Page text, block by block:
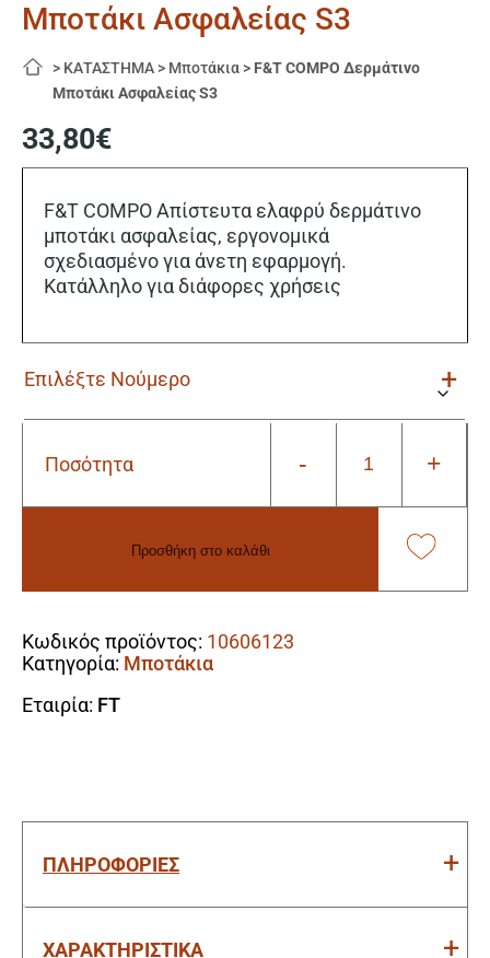
Μποτάκι Ασφαλείας S3
> ΚΑΤΑΣΤΗΜΑ > Μποτάκια > F&T COMPO Δερμάτινο
Μποτάκι Ασφαλείας S3
33,80€
F&T COMPO Απίστευτα ελαφρύ δερμάτινο
μποτάκι ασφαλείας, εργονομικά
σχεδιασμένο για άνετη εφαρμογή.
Κατάλληλο για διάφορες χρήσεις
Ποσότητα -
F&T
+
Προσθήκη στο καλάθι
Κωδικός προϊόντος: 10606123
Κατηγορία: Μποτάκια
Εταιρία: FT
ΠΛΗΡΟΦΟΡΙΕΣ
ΧΑΡΑΚΤΗΡΙΣΤΙΚΑ